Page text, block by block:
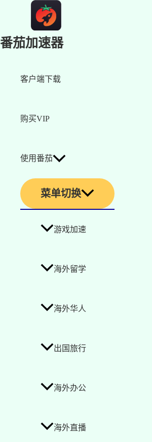
番茄加速器
客户端下载
购买VIP
使用番茄
菜单切换
游戏加速
海外留学
海外华人
出国旅行
海外办公
海外直播